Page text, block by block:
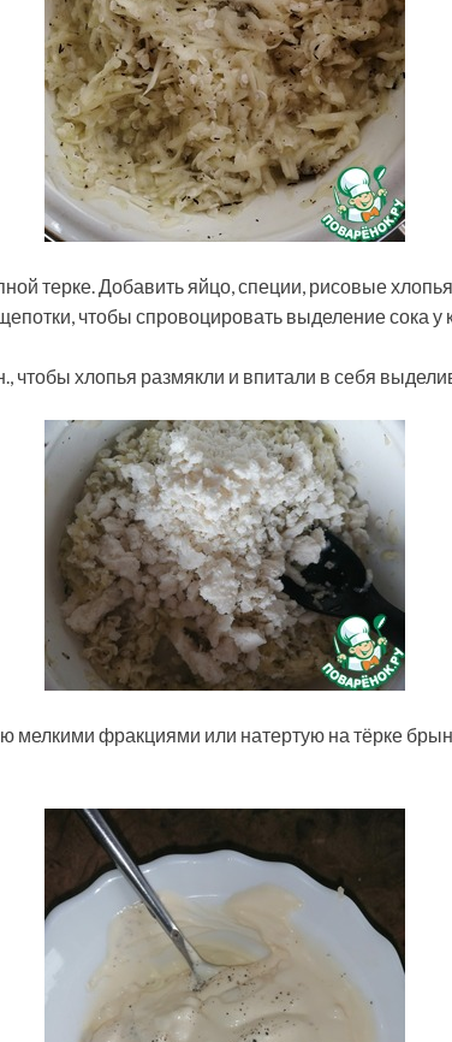
терке. Добавить яйцо, специи, рисовые
чтобы спровоцировать выделение сока у
чтобы хлопья размякли и впитали в себя
мелкими фракциями или натертую на тёрке